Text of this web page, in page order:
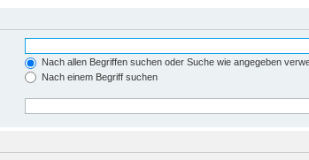
Nach allen Begriffen suchen oder Suche wie angegeben
Nach einem Begriff suchen